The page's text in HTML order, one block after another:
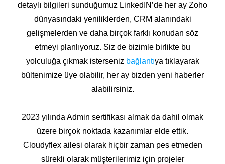
detaylı bilgileri sunduğumuz LinkedIN’de her ay Zoho
dünyasındaki yeniliklerden, CRM alanındaki
gelişmelerden ve daha birçok farklı konudan söz
etmeyi planlıyoruz. Siz de bizimle birlikte bu
yolculuğa çıkmak isterseniz bağlantıya tıklayarak
bültenimize üye olabilir, her ay bizden yeni haberler
alabilirsiniz.
2023 yılında Admin sertifikası almak da dahil olmak
üzere birçok noktada kazanımlar elde ettik.
Cloudyflex ailesi olarak hiçbir zaman pes etmeden
sürekli olarak müşterilerimiz için projeler